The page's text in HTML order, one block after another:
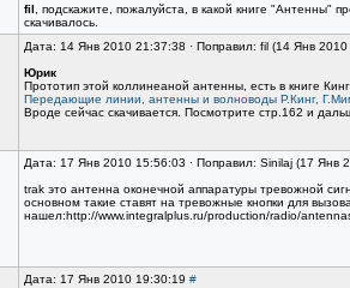
fil , подскажите, пожалуйста, в какой книге "Антенны"
скачивалось.
Дата: 14 Янв 2010 21:37:38 · Поправил: fil (14 Янв
Юрик
Прототип этой коллинеаной антенны, есть в книге
Передающие линии, антенны и волноводы Р.Кинг,
Вроде сейчас скачивается. Посмотрите стр.162 и
Дата: 17 Янв 2010 15:56:03 · Поправил: Sinilaj (17 Янв
trak это антенна оконечной аппаратуры тревожной
основном такие ставят на тревожные кнопки для
нашел:http://www.integralplus.ru/production/radio/
Дата: 17 Янв 2010 19:30:19 #